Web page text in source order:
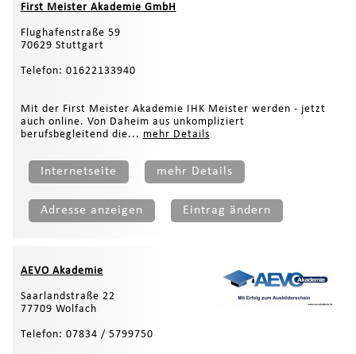
First Meister Akademie GmbH
Flughafenstraße 59
70629 Stuttgart
Telefon: 01622133940
Mit der First Meister Akademie IHK Meister werden - jetzt
auch online. Von Daheim aus unkompliziert
berufsbegleitend die... mehr Details
Internetseite mehr Details
Adresse anzeigen Eintrag ändern
AEVO Akademie
Saarlandstraße 22
77709 Wolfach
Telefon: 07834 / 5799750